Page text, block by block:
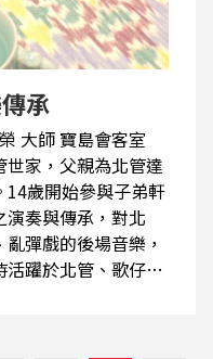
承
家，父親為北管達
14歲開始參與子弟軒
奏與傳承，對北
彈戲的後場音樂，
躍於北管、歌仔和